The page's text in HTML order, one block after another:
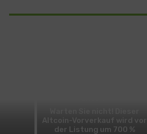
Altcoin-Vorverkauf wird vor
der Listung um 700 %